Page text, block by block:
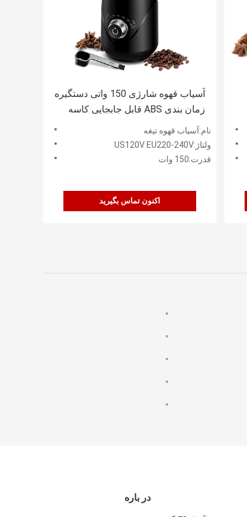
آسیاب قهوه شارژی 150 واتی دستگیره
زمان بندی ABS قابل جابجایی کاسه
اسپرسوساز جمع و جور
نام:آسیاب قهوه تیغه
ولتاژ:US120V EU220-240V
قدرت:150 وات
اکنون تماس بگیرید
در باره